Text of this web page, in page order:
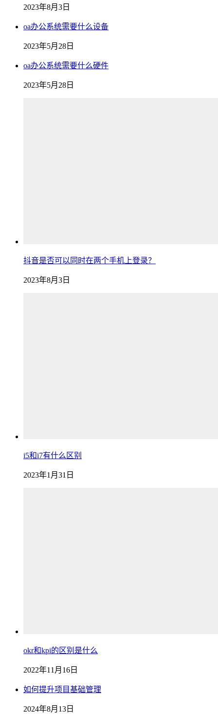
2023年8月3日
oa办公系统需要什么设备
2023年5月28日
oa办公系统需要什么硬件
2023年5月28日
抖音是否可以同时在两个手机上登录？
2023年8月3日
i5和i7有什么区别
2023年1月31日
okr和kpi的区别是什么
2022年11月16日
如何提升项目基础管理
2024年8月13日